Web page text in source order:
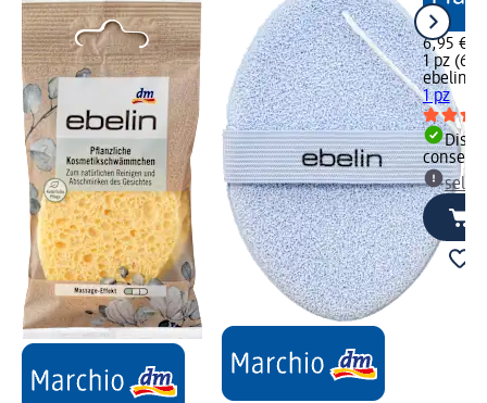
6,95 €
1 pz
ebelin
1 pz